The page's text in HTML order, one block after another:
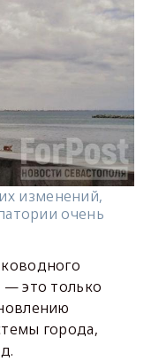
изменений,
очень
— это только
города,